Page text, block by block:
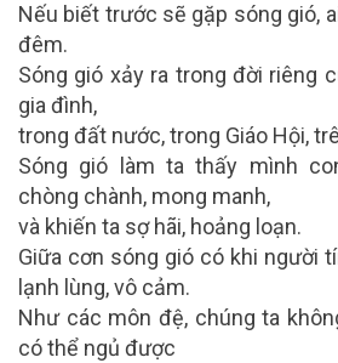
Nếu biết trước sẽ gặp sóng gió,
đêm.
Sóng gió xảy ra trong đời riêng
gia đình,
trong đất nước, trong Giáo Hội,
Sóng gió làm ta thấy mình
chòng chành, mong manh,
và khiến ta sợ hãi, hoảng loạn.
Giữa cơn sóng gió có khi người
lạnh lùng, vô cảm.
Như các môn đệ, chúng ta
có thể ngủ được